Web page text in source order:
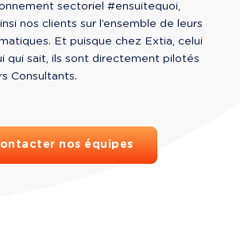
sectoriel #ensuitequoi,
nos clients sur l’ensemble de leurs
Et puisque chez Extia, celui
qui sait, ils sont directement pilotés
Consultants.
nos équipes